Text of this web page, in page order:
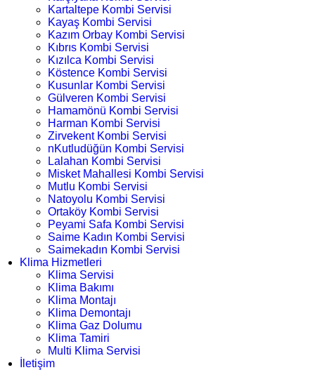
Kartaltepe Kombi Servisi
Kayaş Kombi Servisi
Kazım Orbay Kombi Servisi
Kıbrıs Kombi Servisi
Kızılca Kombi Servisi
Köstence Kombi Servisi
Kusunlar Kombi Servisi
Gülveren Kombi Servisi
Hamamönü Kombi Servisi
Harman Kombi Servisi
Zirvekent Kombi Servisi
nKutludüğün Kombi Servisi
Lalahan Kombi Servisi
Misket Mahallesi Kombi Servisi
Mutlu Kombi Servisi
Natoyolu Kombi Servisi
Ortaköy Kombi Servisi
Peyami Safa Kombi Servisi
Saime Kadın Kombi Servisi
Saimekadın Kombi Servisi
Klima Hizmetleri
Klima Servisi
Klima Bakımı
Klima Montajı
Klima Demontajı
Klima Gaz Dolumu
Klima Tamiri
Multi Klima Servisi
İletişim